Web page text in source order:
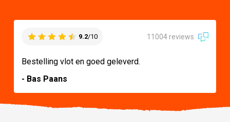
9.2/10 11004 reviews
Bestelling vlot en goed geleverd.
- Bas Paans